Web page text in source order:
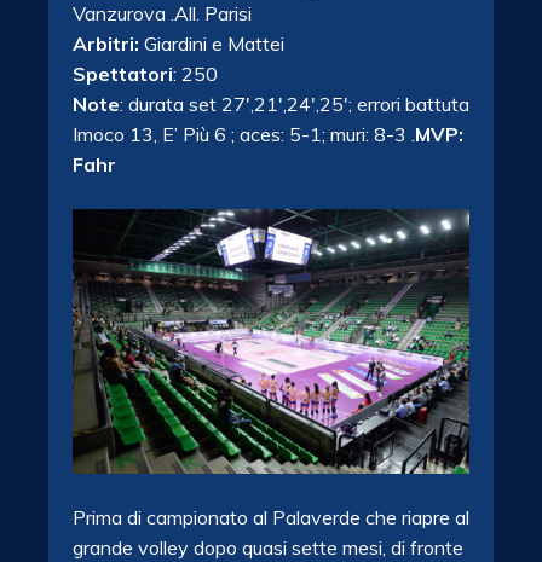
Vanzurova .All. Parisi
Arbitri: Giardini e Mattei
Spettatori: 250
Note: durata set 27′,21′,24′,25′; errori battuta
Imoco 13, E’ Più 6 ; aces: 5-1; muri: 8-3 .MVP:
Fahr
Prima di campionato al Palaverde che riapre al
grande volley dopo quasi sette mesi, di fronte